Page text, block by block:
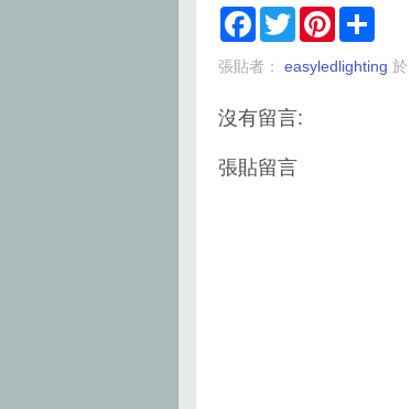
F
e
o
T
w
t
r
P
t
r
張貼者： easyledlighting 於
沒有留言:
張貼留言